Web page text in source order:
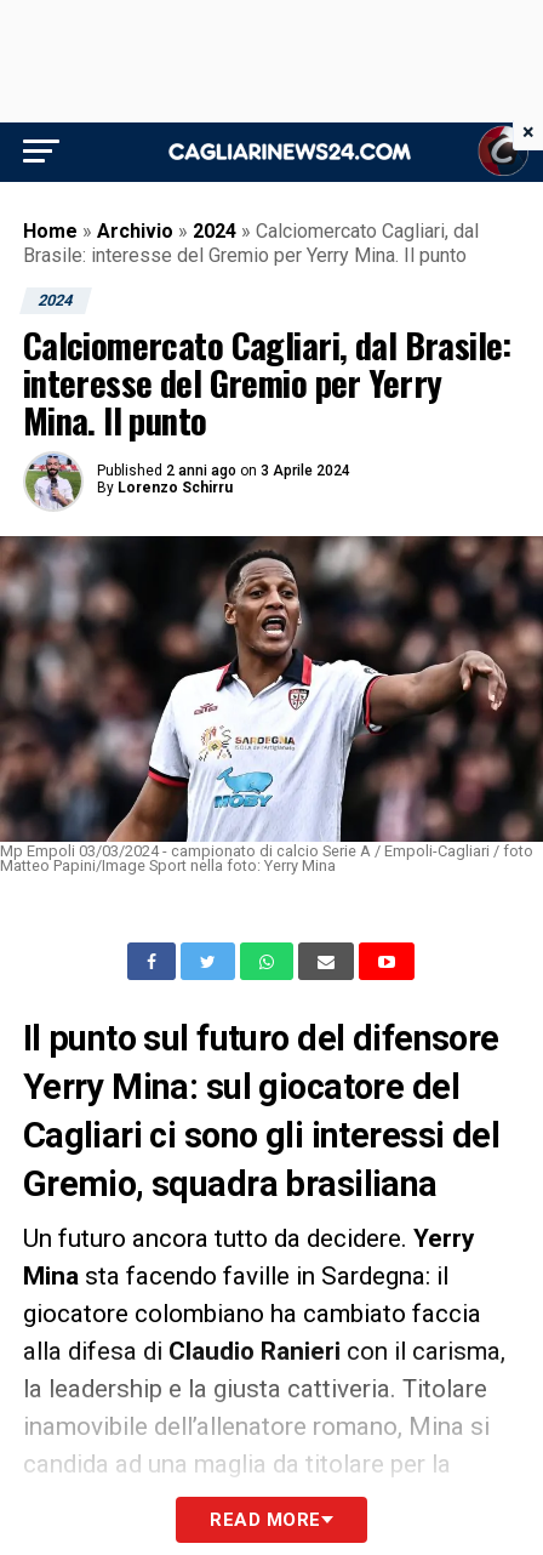
Home » Archivio » 2024 » Calciomercato Cagliari, dal
Brasile: interesse del Gremio per Yerry Mina. Il punto
2024
Calciomercato Cagliari, dal Brasile:
interesse del Gremio per Yerry
Mina. Il punto
Published 2 anni ago on 3 Aprile 2024
By Lorenzo Schirru
Mp Empoli 03/03/2024 - campionato di calcio Serie A / Empoli-Cagliari / foto
Matteo Papini/Image Sport nella foto: Yerry Mina
Il punto sul futuro del difensore
Yerry Mina: sul giocatore del
Cagliari ci sono gli interessi del
Gremio, squadra brasiliana
Un futuro ancora tutto da decidere. Yerry
Mina sta facendo faville in Sardegna: il
giocatore colombiano ha cambiato faccia
alla difesa di Claudio Ranieri con il carisma,
la leadership e la giusta cattiveria. Titolare
inamovibile dell’allenatore romano, Mina si
candida ad una maglia da titolare per la
prossima gara contro l’Atalanta. Secondo
quanto riportato daTNT Sports
READ MORE
×